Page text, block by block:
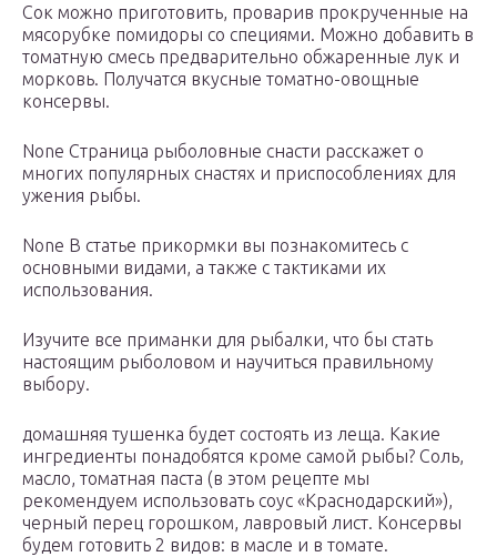
Сок можно приготовить, проварив прокрученные на
мясорубке помидоры со специями. Можно добавить в
томатную смесь предварительно обжаренные лук и
морковь. Получатся вкусные томатно-овощные
консервы.
None Страница рыболовные снасти расскажет о
многих популярных снастях и приспособлениях для
ужения рыбы.
None В статье прикормки вы познакомитесь с
основными видами, а также с тактиками их
использования.
Изучите все приманки для рыбалки, что бы стать
настоящим рыболовом и научиться правильному
выбору.
домашняя тушенка будет состоять из леща. Какие
ингредиенты понадобятся кроме самой рыбы? Соль,
масло, томатная паста (в этом рецепте мы
рекомендуем использовать соус «Краснодарский»),
черный перец горошком, лавровый лист. Консервы
будем готовить 2 видов: в масле и в томате.